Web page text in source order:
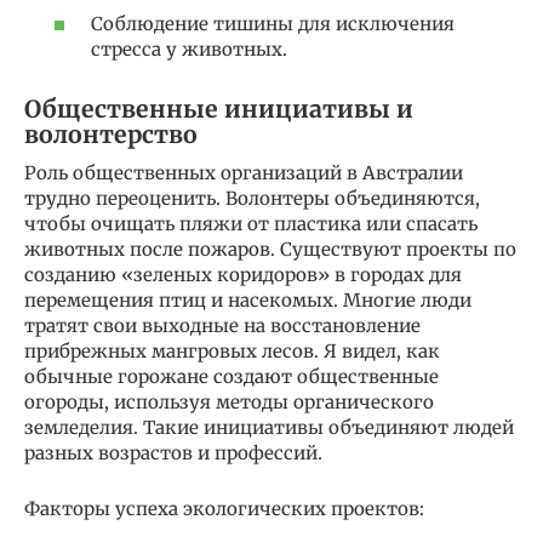
Соблюдение тишины для исключения
стресса у животных.
Общественные инициативы и
волонтерство
Роль общественных организаций в Австралии
трудно переоценить. Волонтеры объединяются,
чтобы очищать пляжи от пластика или спасать
животных после пожаров. Существуют проекты по
созданию «зеленых коридоров» в городах для
перемещения птиц и насекомых. Многие люди
тратят свои выходные на восстановление
прибрежных мангровых лесов. Я видел, как
обычные горожане создают общественные
огороды, используя методы органического
земледелия. Такие инициативы объединяют людей
разных возрастов и профессий.
Факторы успеха экологических проектов: